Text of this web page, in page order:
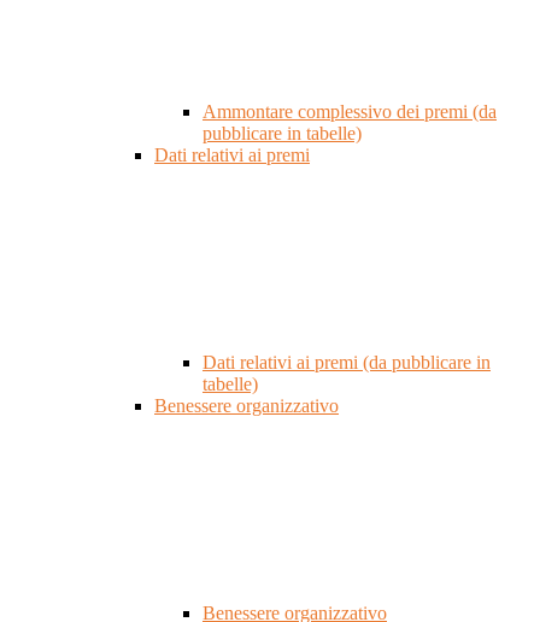
Ammontare complessivo dei premi (da
pubblicare in tabelle)
Dati relativi ai premi
Dati relativi ai premi (da pubblicare in
tabelle)
Benessere organizzativo
Benessere organizzativo